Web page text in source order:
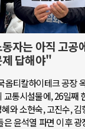
자는 아직 고
답해야"
옵티칼하이테크 공장
교통시설물에, 26일째
와 소현숙, 고진수,
은 윤석열 파면 이후